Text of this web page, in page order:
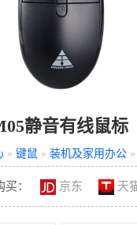
静音有线鼠标
» 键鼠 » 装机及家用办公»
买： 京东 天